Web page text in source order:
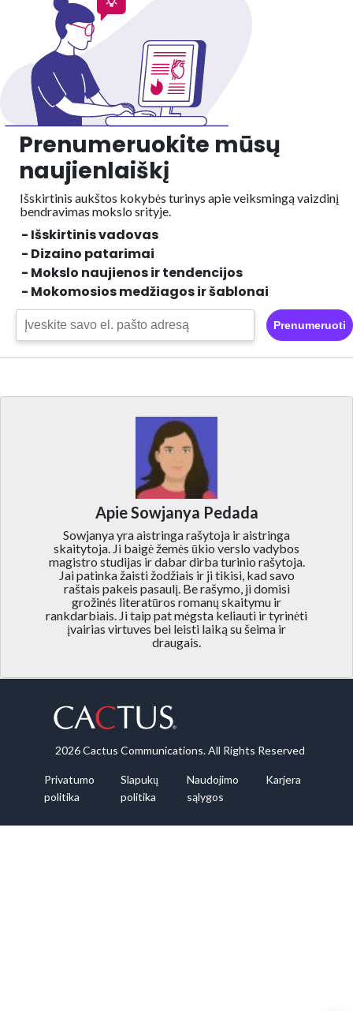
Prenumeruokite mūsų
naujienlaiškį
Išskirtinis aukštos kokybės turinys apie veiksmingą vaizdinį
bendravimas mokslo srityje.
- Išskirtinis vadovas
- Dizaino patarimai
- Mokslo naujienos ir tendencijos
- Mokomosios medžiagos ir šablonai
Prenumeruoti
Apie Sowjanya Pedada
Sowjanya yra aistringa rašytoja ir aistringa
skaitytoja. Ji baigė žemės ūkio verslo vadybos
magistro studijas ir dabar dirba turinio rašytoja.
Jai patinka žaisti žodžiais ir ji tikisi, kad savo
raštais pakeis pasaulį. Be rašymo, ji domisi
grožinės literatūros romanų skaitymu ir
rankdarbiais. Ji taip pat mėgsta keliauti ir tyrinėti
įvairias virtuves bei leisti laiką su šeima ir
draugais.
2026 Cactus Communications. All Rights Reserved
Privatumo
politika
Slapukų
politika
Naudojimo
sąlygos
Karjera